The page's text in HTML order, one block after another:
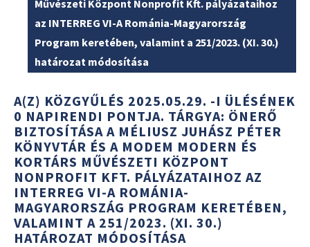
Művészeti Központ Nonprofit Kft. pályázataihoz
az INTERREG VI-A Románia-Magyarország
Program keretében, valamint a 251/2023. (XI. 30.)
határozat módosítása
A(Z) KÖZGYŰLÉS 2025.05.29. -I ÜLÉSÉNEK
0 NAPIRENDI PONTJA. TÁRGYA: ÖNERŐ
BIZTOSÍTÁSA A MÉLIUSZ JUHÁSZ PÉTER
KÖNYVTÁR ÉS A MODEM MODERN ÉS
KORTÁRS MŰVÉSZETI KÖZPONT
NONPROFIT KFT. PÁLYÁZATAIHOZ AZ
INTERREG VI-A ROMÁNIA-
MAGYARORSZÁG PROGRAM KERETÉBEN,
VALAMINT A 251/2023. (XI. 30.)
HATÁROZAT MÓDOSÍTÁSA